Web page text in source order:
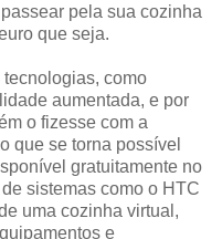
pela sua cozinha
que seja.
como
aumentada, e por
o fizesse com a
que se torna possível
gratuitamente no
sistemas como o HTC
uma cozinha virtual,
e